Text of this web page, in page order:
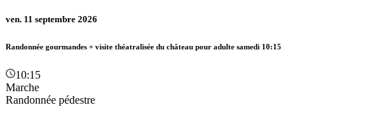
ven. 11 septembre 2026
Randonnée gourmandes + visite théatralisée du château pour adulte samedi 10:15
10:15
Marche
Randonnée pédestre